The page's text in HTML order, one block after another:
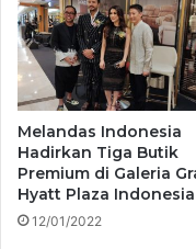
Melandas Indonesia
Hadirkan Tiga Butik
Premium di Galeria
Hyatt Plaza Indonesia
12/01/2022